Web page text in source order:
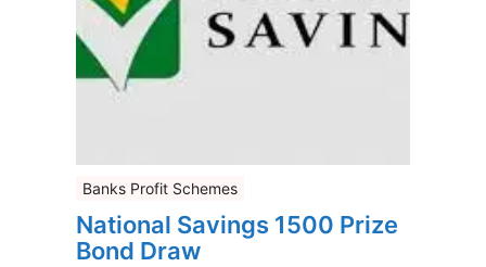
Banks Profit Schemes
National Savings 1500 Prize
Bond Draw